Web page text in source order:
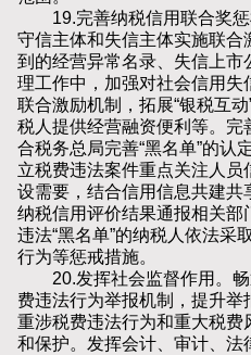
19.完善纳税信用联合奖惩
守信主体和失信主体实施联
到的经营异常名录、失信上
理工作中，加强对社会信用
联合激励机制，拓展“银税互
税人提供经营融资便利等。
合税务总局完善“黑名单”的认
立税费违法案件重点关注人
设需要，结合信用信息共建
纳税信用评价结果通报相关
违法“黑名单”的纳税人依法采
行为等惩戒措施。
20.发挥社会监督作用。畅
费违法行为举报机制，提升
重涉税费违法行为和重大税
和保护。发挥会计、审计、